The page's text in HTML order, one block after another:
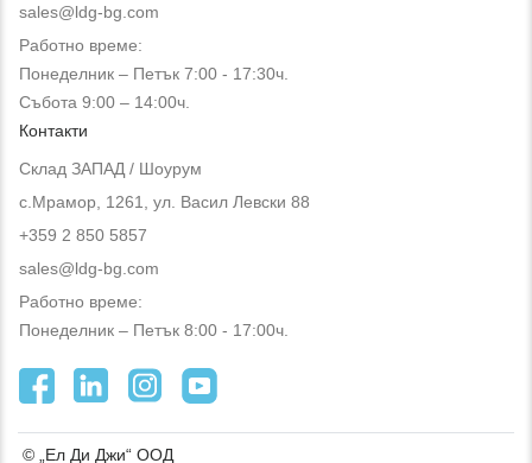
sales@ldg-bg.com
Работно време:
Понеделник – Петък 7:00 - 17:30ч.
Събота 9:00 – 14:00ч.
Контакти
Склад ЗАПАД / Шоурум
с.Мрамор, 1261, ул. Васил Левски 88
+359 2 850 5857
sales@ldg-bg.com
Работно време:
Понеделник – Петък 8:00 - 17:00ч.
© „Ел Ди Джи“ ООД